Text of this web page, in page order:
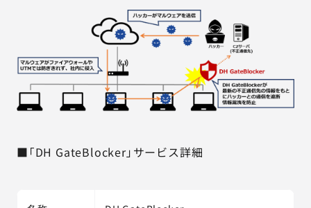
■「DH GateBlocker」サービス詳細